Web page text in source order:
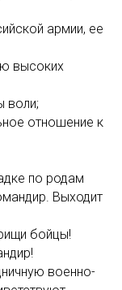
армии, ее
высоких
воли;
отношение к
по родам
Выходит
бойцы!
военно-